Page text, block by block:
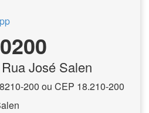
José Salen
200 ou CEP 18.210-200